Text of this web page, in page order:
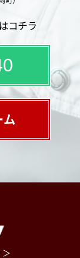
コチラ